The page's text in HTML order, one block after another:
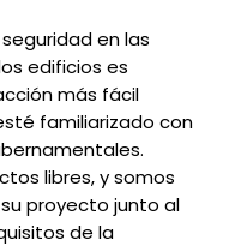
en las
edificios es
más fácil
familiarizado con
libres, y somos
proyecto junto al
de la